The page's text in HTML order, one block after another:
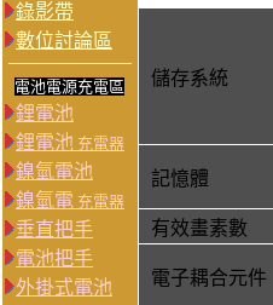
錄影帶
數位討論區
電池電源充電區
鋰電池
鋰電池 充電器
鎳氫電池
鎳氫電 充電器
垂直把手
電池把手
外掛式電池
儲存系統
記憶體
有效畫素數
電子耦合元件